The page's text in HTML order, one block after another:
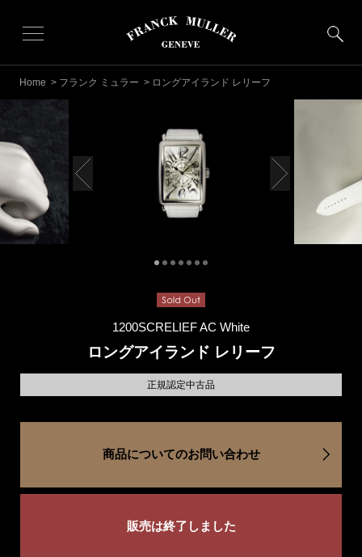
Home > フランク ミュラー > ロングアイランド レリーフ
1200SCRELIEF AC White
ロングアイランド レリーフ
正規認定中古品
商品についてのお問い合わせ
販売は終了しました